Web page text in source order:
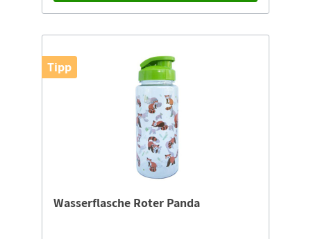
Tipp
Wasserflasche Roter Panda